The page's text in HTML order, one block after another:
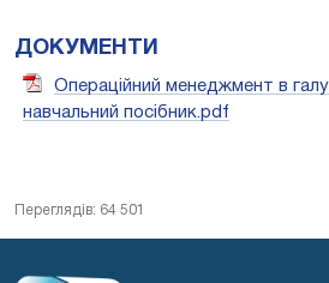
ДОКУМЕНТИ
Операційний менеджмент в
навчальний посібник.pdf
Переглядів: 64 501